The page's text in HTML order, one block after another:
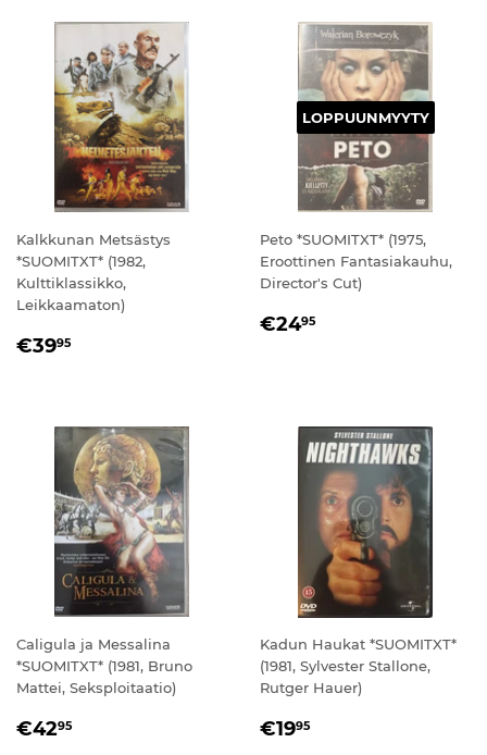
Kalkkunan Metsästys
*SUOMITXT* (1982,
Kulttiklassikko,
Leikkaamaton)
NORMAALIHINTA
€3995
LOPPUUNMYYTY
Peto *SUOMITXT* (1975,
Eroottinen Fantasiakauhu,
Director's Cut)
NORMAALIHINTA
€2495
Caligula ja Messalina
*SUOMITXT* (1981, Bruno
Mattei, Seksploitaatio)
NORMAALIHINTA
€4295
Kadun Haukat *SUOMITXT*
(1981, Sylvester Stallone,
Rutger Hauer)
NORMAALIHINTA
€1995